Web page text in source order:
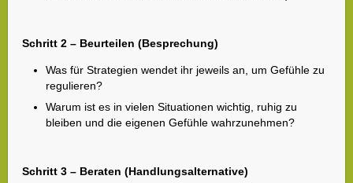
Schritt 2 – Beurteilen (Besprechung)
Was für Strategien wendet ihr jeweils an, um Gefühle zu
regulieren?
Warum ist es in vielen Situationen wichtig, ruhig zu
bleiben und die eigenen Gefühle wahrzunehmen?
Schritt 3 – Beraten (Handlungsalternative)